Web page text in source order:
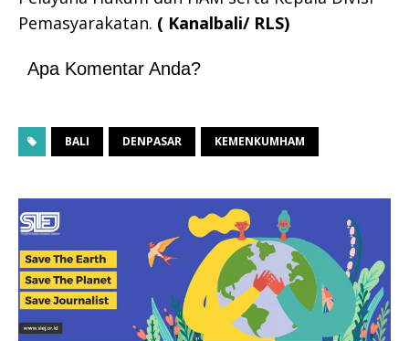
Pemasyarakatan. ( Kanalbali/ RLS)
Apa Komentar Anda?
BALI DENPASAR KEMENKUMHAM